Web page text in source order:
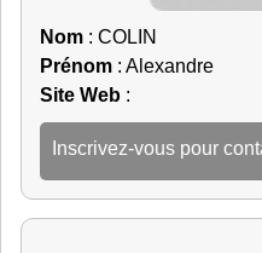
Nom : COLIN
Prénom : Alexandre
Site Web :
Inscrivez-vous pour